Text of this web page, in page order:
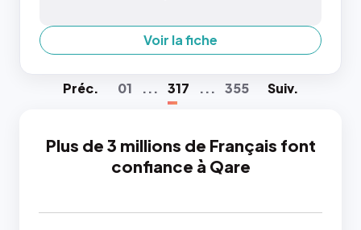
Voir la fiche
Préc. 01 ... 317 ... 355 Suiv.
Plus de 3 millions de Français font
confiance à Qare